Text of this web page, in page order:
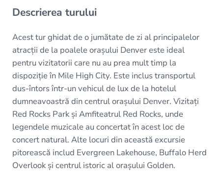
Descrierea turului
Acest tur ghidat de o jumătate de zi al principalelor
atracții de la poalele orașului Denver este ideal
pentru vizitatorii care nu au prea mult timp la
dispoziție în Mile High City. Este inclus transportul
dus-întors într-un vehicul de lux de la hotelul
dumneavoastră din centrul orașului Denver. Vizitați
Red Rocks Park și Amfiteatrul Red Rocks, unde
legendele muzicale au concertat în acest loc de
concert natural. Alte locuri din această excursie
pitorească includ Evergreen Lakehouse, Buffalo Herd
Overlook și centrul istoric al orașului Golden.